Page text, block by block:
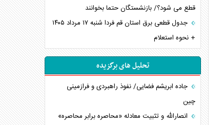
قطع می شود؟/ بازنشستگان حتما بخوانند
جدول قطعی برق استان قم فردا شنبه ۱۷ مرداد ۱۴۰۵
+ نحوه استعلام
تحلیل های برگزیده
جاده ابریشم فضایی/ نفوذ راهبردی و فرازمینی
چین
انصارالله و تثبیت معادله «محاصره برابر محاصره»